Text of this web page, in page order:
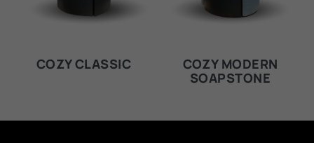
COZY CLASSIC
COZY MODERN
SOAPSTONE